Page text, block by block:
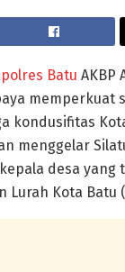
Batu AKBP
memperkuat
kondusifitas
menggelar
desa yang
Lurah Kota Batu